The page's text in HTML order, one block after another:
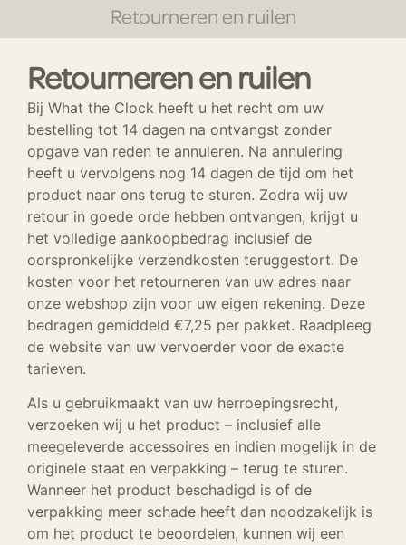
Retourneren en ruilen
Retourneren en ruilen
Bij What the Clock heeft u het recht om uw
bestelling tot 14 dagen na ontvangst zonder
opgave van reden te annuleren. Na annulering
heeft u vervolgens nog 14 dagen de tijd om het
product naar ons terug te sturen. Zodra wij uw
retour in goede orde hebben ontvangen, krijgt u
het volledige aankoopbedrag inclusief de
oorspronkelijke verzendkosten teruggestort. De
kosten voor het retourneren van uw adres naar
onze webshop zijn voor uw eigen rekening. Deze
bedragen gemiddeld €7,25 per pakket. Raadpleeg
de website van uw vervoerder voor de exacte
tarieven.
Als u gebruikmaakt van uw herroepingsrecht,
verzoeken wij u het product – inclusief alle
meegeleverde accessoires en indien mogelijk in de
originele staat en verpakking – terug te sturen.
Wanneer het product beschadigd is of de
verpakking meer schade heeft dan noodzakelijk is
om het product te beoordelen, kunnen wij een